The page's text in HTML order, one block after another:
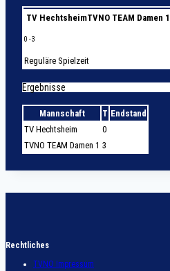
TV HechtsheimTVNO TEAM Damen 1
0 -3
Reguläre Spielzeit
Ergebnisse
Mannschaft T Endstand
TV Hechtsheim
0
TVNO TEAM Damen 1 3
Rechtliches
TVNO Impressum